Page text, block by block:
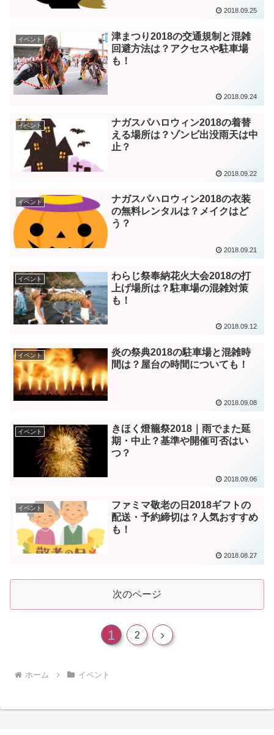
2018.09.25
イベント
津まつり2018の交通規制と混雑
回避方法は？アクセスや駐車場
も！
2018.09.24
イベント
ナガスパハロウィン2018の着替
える場所は？ゾンビ出没雨天は中
止？
2018.09.22
イベント
ナガスパハロウィン2018の衣装
の無料レンタルは？メイクはど
う？
2018.09.21
イベント
わらじ祭奉納花火大会2018の打
上げ場所は？駐車場の混雑対策
も！
2018.09.12
イベント
炎の祭典2018の駐車場と混雑時
間は？屋台の時間についても！
2018.09.08
イベント
きほく燈籠祭2018｜雨でまた延
期・中止？基準や開催可否はい
つ？
2018.09.06
イベント
ファミマ敬老の日2018ギフトの
配送・予約締切は？人気おすすめ
も！
2018.08.27
次のページ
1 2
次
ホーム イベント